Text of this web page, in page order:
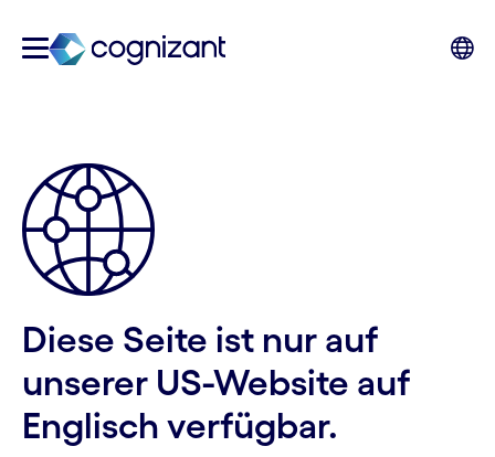
Diese Seite ist nur auf
unserer US-Website auf
Englisch verfügbar.